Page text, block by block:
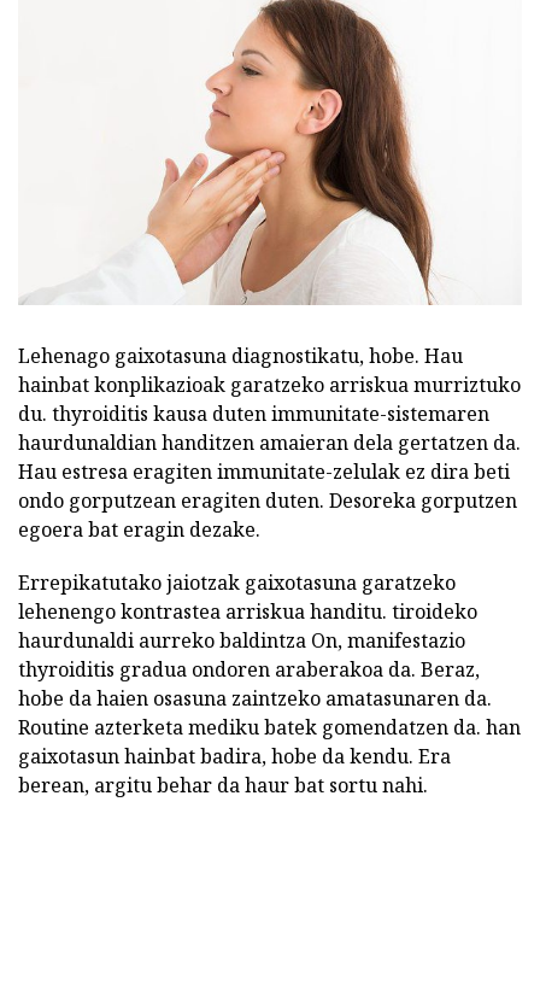
Lehenago gaixotasuna diagnostikatu, hobe. Hau
hainbat konplikazioak garatzeko arriskua murriztuko
du. thyroiditis kausa duten immunitate-sistemaren
haurdunaldian handitzen amaieran dela gertatzen da.
Hau estresa eragiten immunitate-zelulak ez dira beti
ondo gorputzean eragiten duten. Desoreka gorputzen
egoera bat eragin dezake.
Errepikatutako jaiotzak gaixotasuna garatzeko
lehenengo kontrastea arriskua handitu. tiroideko
haurdunaldi aurreko baldintza On, manifestazio
thyroiditis gradua ondoren araberakoa da. Beraz,
hobe da haien osasuna zaintzeko amatasunaren da.
Routine azterketa mediku batek gomendatzen da. han
gaixotasun hainbat badira, hobe da kendu. Era
berean, argitu behar da haur bat sortu nahi.